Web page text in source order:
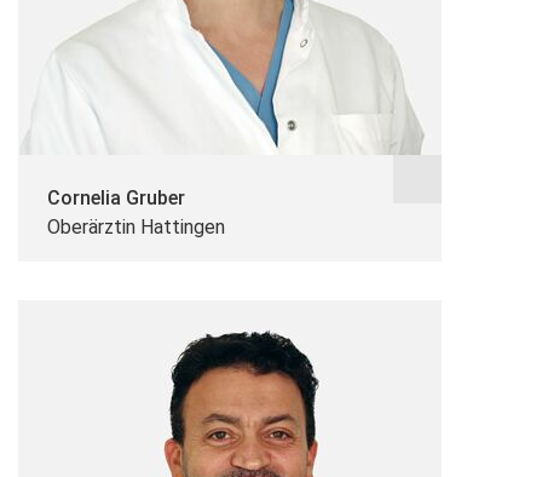
Cornelia Gruber
Oberärztin Hattingen